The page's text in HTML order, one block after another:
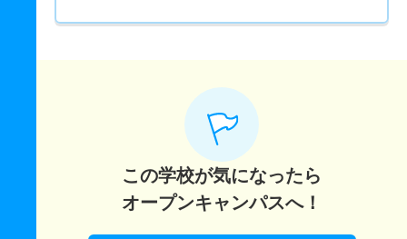
この学校が気になったら
オープンキャンパスへ！